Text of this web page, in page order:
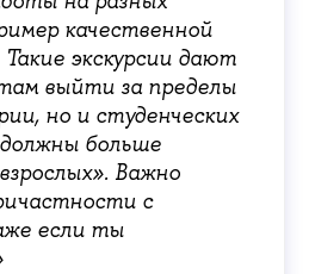
качественной
экскурсии дают
выйти за пределы
но и студенческих
больше
Важно
с
если ты